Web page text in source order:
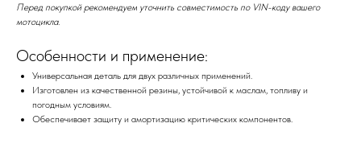
Перед покупкой рекомендуем уточнить совместимость по VIN-коду вашего
мотоцикла.
Особенности и применение:
Универсальная деталь для двух различных применений.
Изготовлен из качественной резины, устойчивой к маслам, топливу и
погодным условиям.
Обеспечивает защиту и амортизацию критических компонентов.